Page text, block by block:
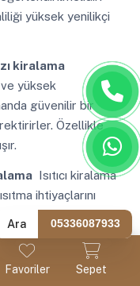
Favoriler Sepet
yüksek yenilikçi
kiralama
yüksek
güvenilir bir
Özellikle
Isıtıcı kiralama
ihtiyaçlarını
sayede iç mekanın
hava ile yenilenir.
Ara 05336087933